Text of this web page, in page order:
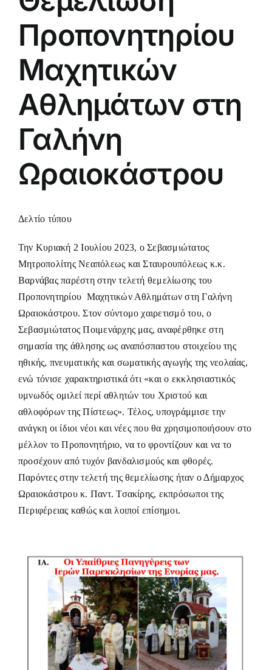
Προπονητηρίου
Μαχητικών
Αθλημάτων στη
Γαλήνη
Ωραιοκάστρου
Δελτίο τύπου
Την Κυριακή 2 Ιουλίου 2023, ο Σεβασμιώτατος
Μητροπολίτης Νεαπόλεως και Σταυρουπόλεως κ.κ.
Βαρνάβας παρέστη στην τελετή θεμελίωσης του
Προπονητηρίου Μαχητικών Αθλημάτων στη Γαλήνη
Ωραιοκάστρου. Στον σύντομο χαιρετισμό του, ο
Σεβασμιώτατος Ποιμενάρχης μας, αναφέρθηκε στη
σημασία της άθλησης ως αναπόσπαστου στοιχείου της
ηθικής, πνευματικής και σωματικής αγωγής της νεολαίας,
ενώ τόνισε χαρακτηριστικά ότι «και ο εκκλησιαστικός
υμνωδός ομιλεί περί αθλητών του Χριστού και
αθλοφόρων της Πίστεως». Τέλος, υπογράμμισε την
ανάγκη οι ίδιοι νέοι και νέες που θα χρησιμοποιήσουν στο
μέλλον το Προπονητήριο, να το φροντίζουν και να το
προσέχουν από τυχόν βανδαλισμούς και φθορές.
Παρόντες στην τελετή της θεμελίωσης ήταν ο Δήμαρχος
Ωραιοκάστρου κ. Παντ. Τσακίρης, εκπρόσωποι της
Περιφέρειας καθώς και λοιποί επίσημοι.